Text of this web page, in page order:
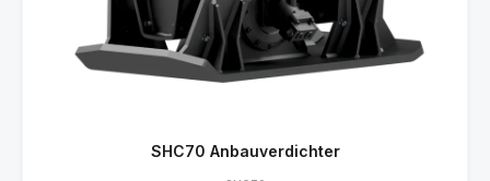
SHC70 Anbauverdichter